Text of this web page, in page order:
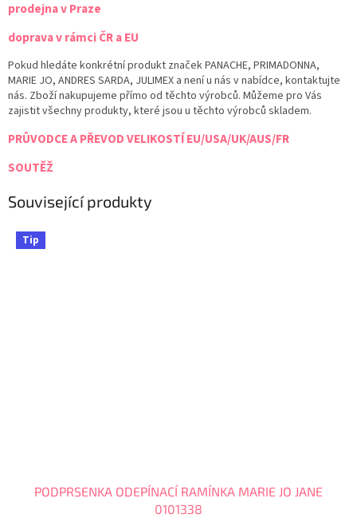
prodejna v Praze
doprava v rámci ČR a EU
Pokud hledáte konkrétní produkt značek PANACHE, PRIMADONNA,
MARIE JO, ANDRES SARDA, JULIMEX a není u nás v nabídce, kontaktujte
nás. Zboží nakupujeme přímo od těchto výrobců. Můžeme pro Vás
zajistit všechny produkty, které jsou u těchto výrobců skladem.
PRŮVODCE A PŘEVOD VELIKOSTÍ EU/USA/UK/AUS/FR
SOUTĚŽ
Související produkty
Tip
PODPRSENKA ODEPÍNACÍ RAMÍNKA MARIE JO JANE
0101338